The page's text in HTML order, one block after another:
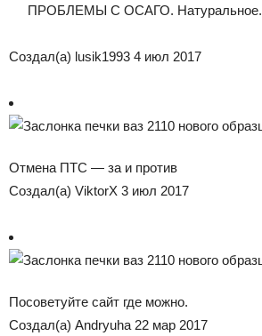
ПРОБЛЕМЫ С ОСАГО. Натуральное.
Создал(а) lusik1993 4 июл 2017
Отмена ПТС — за и против
Создал(а) ViktorX 3 июл 2017
Посоветуйте сайт где можно.
Создал(а) Andryuha 22 мар 2017